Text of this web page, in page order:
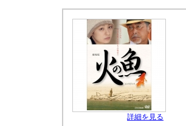
詳細を見る